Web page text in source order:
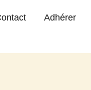
Adhérer